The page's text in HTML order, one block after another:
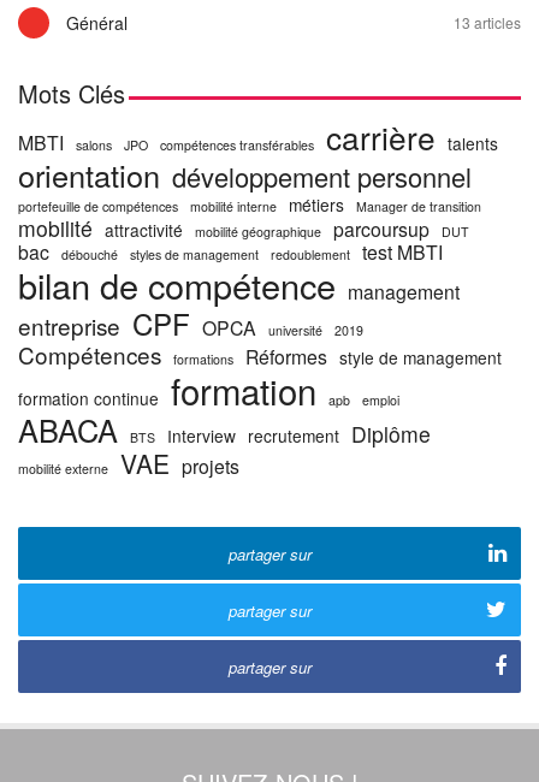
Général 13 articles
Mots Clés
MBTI salons JPO compétences transférables carrière talents
orientation développement personnel
portefeuille de compétences mobilité interne métiers Manager de transition
mobilité attractivité mobilité géographique parcoursup DUT
bac débouché styles de management redoublement test MBTI
bilan de compétence management
entreprise CPF OPCA université 2019
Compétences formations Réformes style de management
formation continue formation apb emploi
ABACA BTS Interview recrutement Diplôme
mobilité externe VAE projets
partager sur
partager sur
partager sur